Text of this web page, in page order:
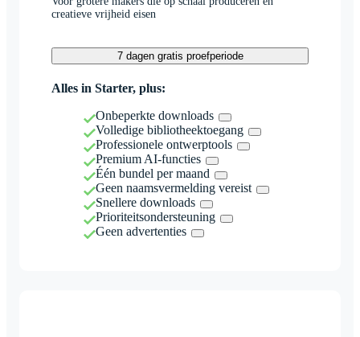
creatieve vrijheid eisen
7 dagen gratis proefperiode
Alles in Starter, plus:
Onbeperkte downloads
Volledige bibliotheektoegang
Professionele ontwerptools
Premium AI-functies
Één bundel per maand
Geen naamsvermelding vereist
Snellere downloads
Prioriteitsondersteuning
Geen advertenties